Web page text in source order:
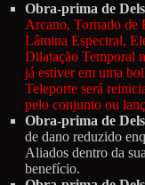
Obra-prima de
Arcano, Tornado de
Lâmina Espectral,
Dilatação Temporal
já estiver em uma
Teleporte será
pelo conjunto ou
Obra-prima de
de dano reduzido
Aliados dentro da
benefício.